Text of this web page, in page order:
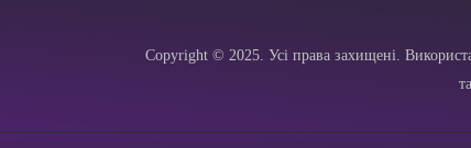
Copyright © 2025. Усі права захищені.